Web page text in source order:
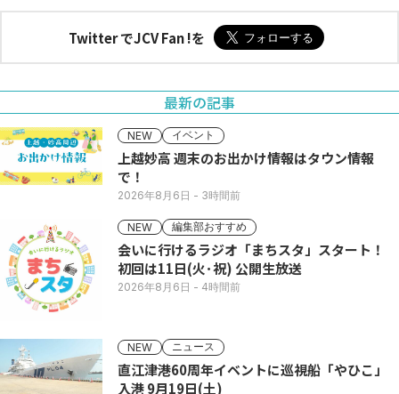
Twitter でJCV Fan !を
最新の記事
NEW イベント
上越妙高 週末のお出かけ情報はタウン情報
で！
2026年8月6日 - 3時間前
NEW 編集部おすすめ
会いに行けるラジオ「まちスタ」スタート！
初回は11日(火･祝) 公開生放送
2026年8月6日 - 4時間前
NEW ニュース
直江津港60周年イベントに巡視船「やひこ」
入港 9月19日(土)